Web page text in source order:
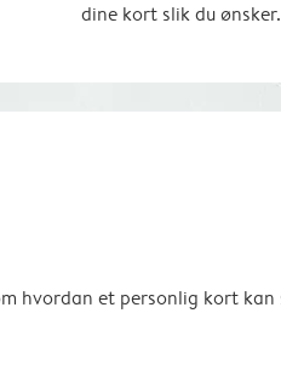
dine kort slik du
hvordan et personlig kort kan